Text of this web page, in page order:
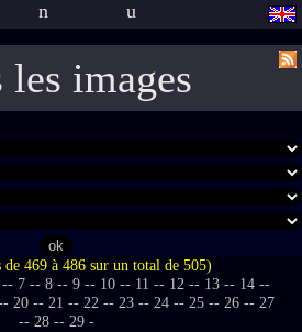
les images
de 469 à 486 sur un total de 505)
- 7 -- 8 -- 9 -- 10 -- 11 -- 12 -- 13 -- 14 --
- 20 -- 21 -- 22 -- 23 -- 24 -- 25 -- 26 -- 27
-- 28 -- 29 -